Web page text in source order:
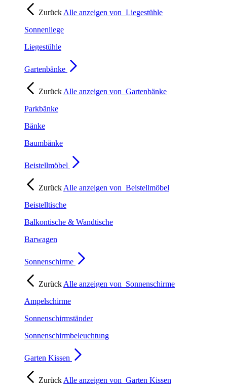
Zurück Alle anzeigen von Liegestühle
Sonnenliege
Liegestühle
Gartenbänke
Zurück Alle anzeigen von Gartenbänke
Parkbänke
Bänke
Baumbänke
Beistellmöbel
Zurück Alle anzeigen von Beistellmöbel
Beistelltische
Balkontische & Wandtische
Barwagen
Sonnenschirme
Zurück Alle anzeigen von Sonnenschirme
Ampelschirme
Sonnenschirmständer
Sonnenschirmbeleuchtung
Garten Kissen
Zurück Alle anzeigen von Garten Kissen